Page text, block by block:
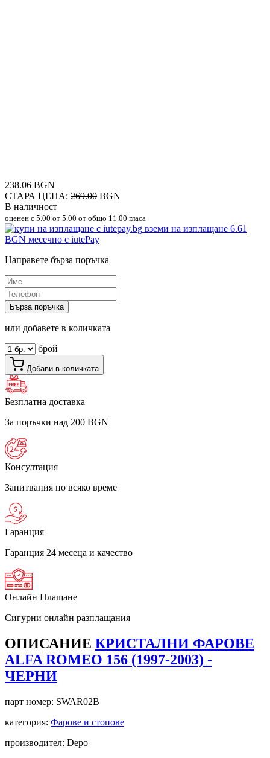
238.06 BGN
СТАРА ЦЕНА: 269.00 BGN
В наличност
оценен с 5.00 от 5.00 от общо 11.00 гласа
вземи на изплащане 6.61
BGN месечно с iutePay
Направете бърза поръчка
Бърза поръчка
или добавете в количката
брой
Добави в количката
Безплатна доставка
За поръчки над 200 BGN
Консултация
Запитвания по всяко време
Гаранция
Гаранция 24 месеца и качество
Онлайн Плащане
Сигурни онлайн разплащания
ОПИСАНИЕ КРИСТАЛНИ ФАРОВЕ
ALFA ROMEO 156 (1997-2003) -
ЧЕРНИ
парт номер: SWAR02B
категория: Фарове и стопове
производител: Depo